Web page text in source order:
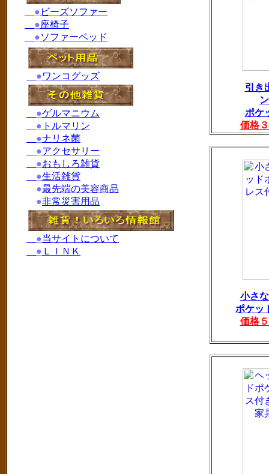
引き
ポケ
価格
小さ
ポケッ
価格
● ビーズソファー
●座椅子
●ソファーベッド
●ワンコグッズ
●ゲルマニウム
● トルマリン
●ナリネ菌
●アクセサリー
●おもしろ雑貨
●生活雑貨
●最先端の美容商品
●非常災害用品
●当サイトについて
● ＬＩＮＫ